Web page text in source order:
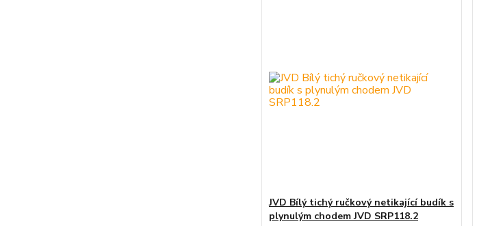
JVD Bílý tichý ručkový netikající budík s
plynulým chodem JVD SRP118.2